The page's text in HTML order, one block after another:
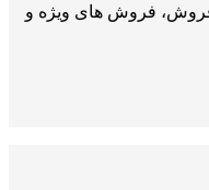
فروش، فروش های ویژه و